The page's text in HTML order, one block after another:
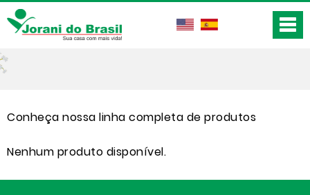
Conheça nossa linha completa de produtos
Nenhum produto disponível.